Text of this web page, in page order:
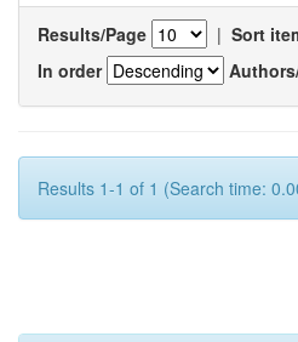
Results/Page | Sort
In order
Results 1-1 of 1 (Search time: